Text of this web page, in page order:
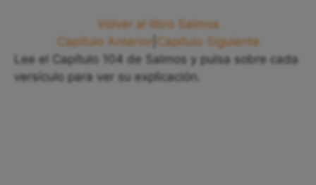
Volver al libro Salmos
Capítulo Anterior
Capítulo Siguiente
Lee el Capítulo 104 de Salmos y pulsa sobre cada
versículo para ver su explicación.